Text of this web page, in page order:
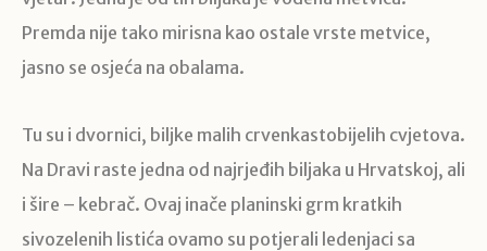
Premda nije tako mirisna kao ostale vrste metvice,
jasno se osjeća na obalama.
Tu su i dvornici, biljke malih crvenkastobijelih cvjetova.
Na Dravi raste jedna od najrjeđih biljaka u Hrvatskoj, ali
i šire – kebrač. Ovaj inače planinski grm kratkih
sivozelenih listića ovamo su potjerali ledenjaci sa